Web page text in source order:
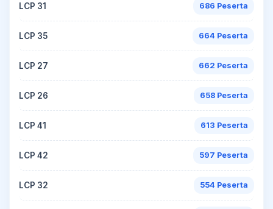
LCP 31 686 Peserta
LCP 35 664 Peserta
LCP 27 662 Peserta
LCP 26 658 Peserta
LCP 41 613 Peserta
LCP 42 597 Peserta
LCP 32 554 Peserta